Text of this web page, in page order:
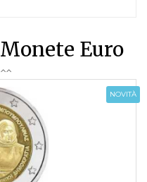
Monete Euro
NOVITÀ